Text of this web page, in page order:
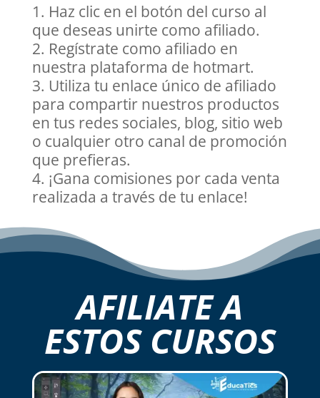
Haz clic en el botón del curso al
que deseas unirte como afiliado.
Regístrate como afiliado en
nuestra plataforma de hotmart.
Utiliza tu enlace único de afiliado
para compartir nuestros productos
en tus redes sociales, blog, sitio web
o cualquier otro canal de promoción
que prefieras.
¡Gana comisiones por cada venta
realizada a través de tu enlace!
AFILIATE A
ESTOS CURSOS